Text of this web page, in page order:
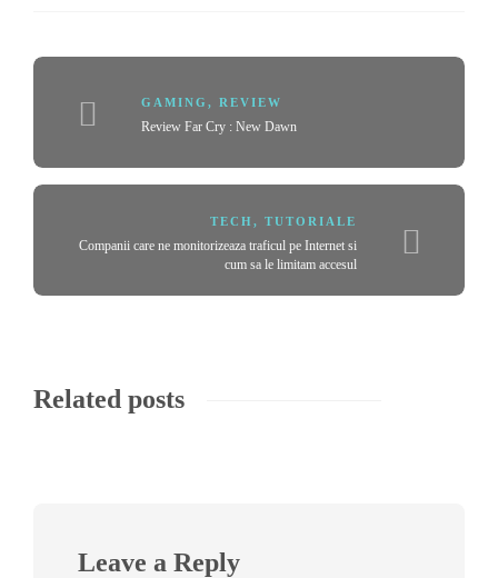
GAMING , REVIEW
Review Far Cry : New Dawn
TECH , TUTORIALE
Companii care ne monitorizeaza traficul pe Internet si
cum sa le limitam accesul
Related posts
Leave a Reply